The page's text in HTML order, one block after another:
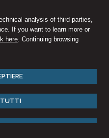
analysis of third parties,
If you want to learn more or
here. Continuing browsing
TUTTI